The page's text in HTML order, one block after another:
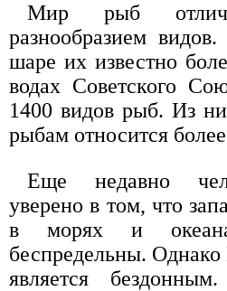
Мир рыб
разнообразием
шаре их известно
водах Советского
1400 видов рыб. Из
рыбам относится
Еще недавно
уверено в том, что
в морях и
беспредельны.
является